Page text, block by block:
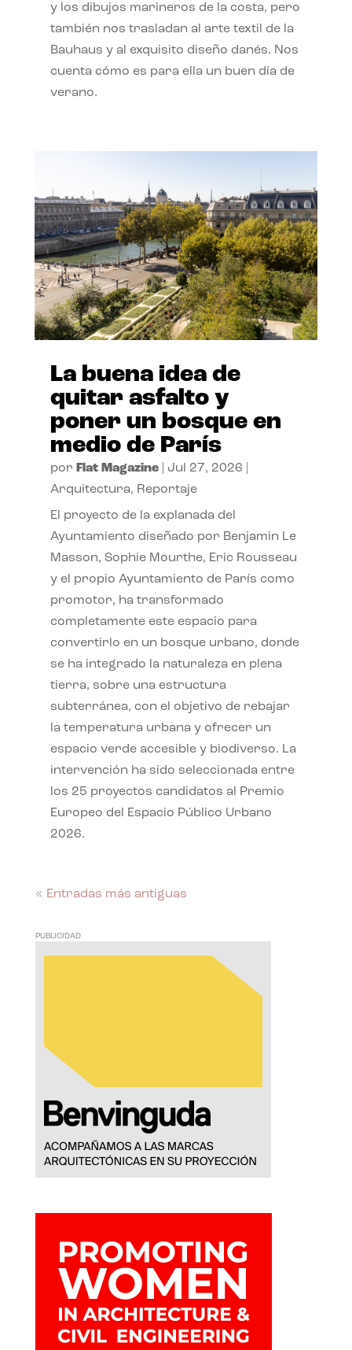
y los dibujos marineros de la costa, pero
también nos trasladan al arte textil de la
Bauhaus y al exquisito diseño danés. Nos
cuenta cómo es para ella un buen día de
verano.
La buena idea de
quitar asfalto y
poner un bosque en
medio de París
por Flat Magazine| Jul 27, 2026
Arquitectura, Reportaje
El proyecto de la explanada del
Ayuntamiento diseñado por Benjamin Le
Masson, Sophie Mourthe, Eric Rousseau
y el propio Ayuntamiento de París como
promotor, ha transformado
completamente este espacio para
convertirlo en un bosque urbano, donde
se ha integrado la naturaleza en plena
tierra, sobre una estructura
subterránea, con el objetivo de rebajar
la temperatura urbana y ofrecer un
espacio verde accesible y biodiverso. La
intervención ha sido seleccionada entre
los 25 proyectos candidatos al Premio
Europeo del Espacio Público Urbano
2026.
« Entradas más antiguas
PUBLICIDAD